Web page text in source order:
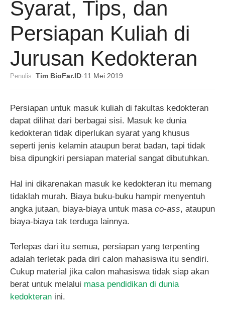
Syarat, Tips, dan
Persiapan Kuliah di
Jurusan Kedokteran
Penulis: Tim BioFar.ID· 11 Mei 2019
Persiapan untuk masuk kuliah di fakultas kedokteran
dapat dilihat dari berbagai sisi. Masuk ke dunia
kedokteran tidak diperlukan syarat yang khusus
seperti jenis kelamin ataupun berat badan, tapi tidak
bisa dipungkiri persiapan material sangat dibutuhkan.
Hal ini dikarenakan masuk ke kedokteran itu memang
tidaklah murah. Biaya buku-buku hampir menyentuh
angka jutaan, biaya-biaya untuk masa co-ass, ataupun
biaya-biaya tak terduga lainnya.
Terlepas dari itu semua, persiapan yang terpenting
adalah terletak pada diri calon mahasiswa itu sendiri.
Cukup material jika calon mahasiswa tidak siap akan
berat untuk melalui masa pendidikan di dunia
kedokteran ini.